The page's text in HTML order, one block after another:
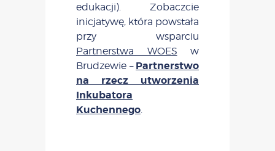
edukacji). Zobaczcie
inicjatywę, która powstała
przy wsparciu
Partnerstwa WOES w
Brudzewie – Partnerstwo
na rzecz utworzenia
Inkubatora
Kuchennego